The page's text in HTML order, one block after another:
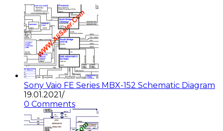
Sony Vaio FE Series MBX-152 Schematic Diagram
19.01.2021/
0 Comments